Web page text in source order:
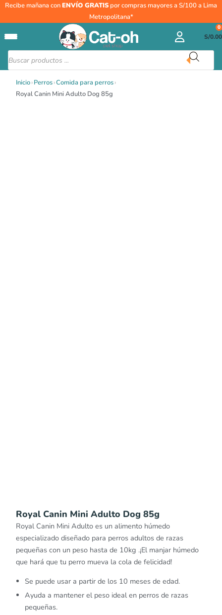
Recibe mañana conENVÍO GRATIS por compras mayores a S/100 a Lima
Metropolitana*
Búsqueda
de
productos
S/0.00
0
Inicio›Perros›Comida para perros›
Royal Canin Mini Adulto Dog 85g
Royal Canin Mini Adulto Dog 85g
Royal Canin Mini Adulto es un alimento húmedo
especializado diseñado para perros adultos de razas
pequeñas con un peso hasta de 10kg .¡El manjar húmedo
que hará que tu perro mueva la cola de felicidad!
Se puede usar a partir de los 10 meses de edad.
Ayuda a mantener el peso ideal en perros de razas
pequeñas.